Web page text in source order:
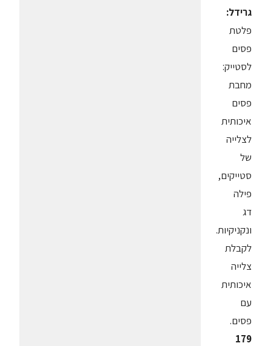
גרידל:
פלטת
פסים
לסטייק:
מחבת
פסים
איכותית
לצלייה
של
סטייקים,
פילה
דג
ונקניקיות.
לקבלת
צלייה
איכותית
עם
פסים.
179